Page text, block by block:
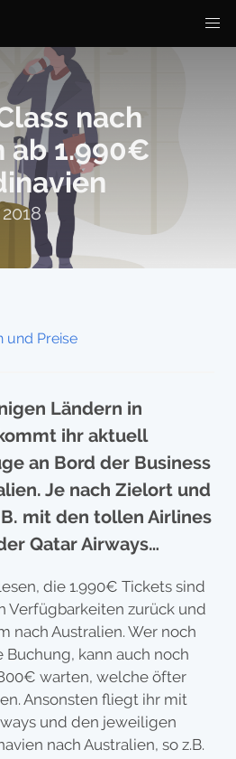
nach
ab 1.990€
und Preise
Ländern in
ihr aktuell
an Bord der Business
Je nach Zielort und
mit den tollen Airlines
Qatar Airways…
die 1.990€ Tickets sind
Verfügbarkeiten zurück und
nach Australien. Wer noch
kann auch noch
warten, welche öfter
Ansonsten fliegt ihr mit
und den jeweiligen
nach Australien, so z.B.